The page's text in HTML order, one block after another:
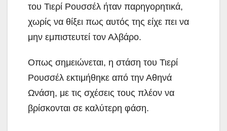
του Τιερί Ρουσσέλ ήταν παρηγορητικά,
χωρίς να θίξει πως αυτός της είχε πει να
μην εμπιστευτεί τον Αλβάρο.
Οπως σημειώνεται, η στάση του Τιερί
Ρουσσέλ εκτιμήθηκε από την Αθηνά
Ωνάση, με τις σχέσεις τους πλέον να
βρίσκονται σε καλύτερη φάση.